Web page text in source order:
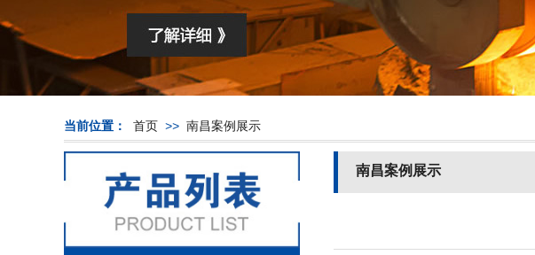
当前位置： 首页 >> 南昌案例展示
南昌案例展示